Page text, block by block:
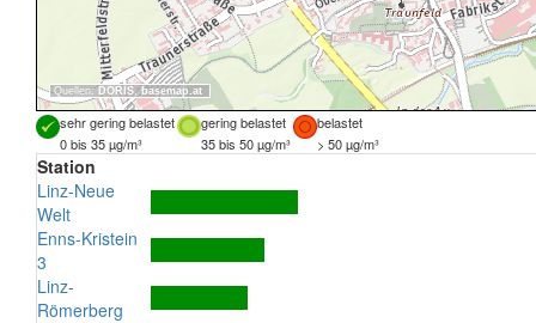
Quellen: DORIS, basemap.at
sehr gering belastet gering belastet
belastet
0 bis 35 µg/m³
35 bis 50 µg/m³ > 50 µg/m³
Station
Linz-Neue
Welt
Enns-Kristein
3
Linz-
Römerberg